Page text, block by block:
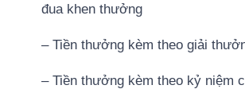
đua khen thưởng
– Tiền thưởng kèm theo giải
– Tiền thưởng kèm theo kỷ niệm